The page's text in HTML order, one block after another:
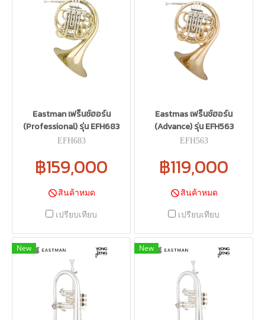
Eastman เฟร็นช์ฮอร์น
(Professional) รุ่น EFH683
EFH683
฿159,000
สินค้าหมด
เปรียบเทียบ
Eastmas เฟร็นช์ฮอร์น
(Advance) รุ่น EFH563
EFH563
฿119,000
สินค้าหมด
เปรียบเทียบ
New New